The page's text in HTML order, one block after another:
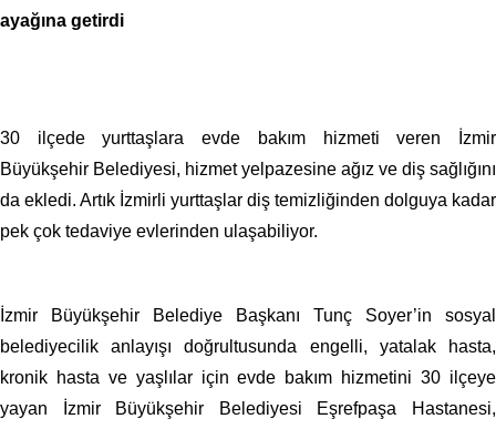
ayağına getirdi
30 ilçede yurttaşlara evde bakım hizmeti veren İzmir
Büyükşehir Belediyesi, hizmet yelpazesine ağız ve diş sağlığını
da ekledi. Artık İzmirli yurttaşlar diş temizliğinden dolguya kadar
pek çok tedaviye evlerinden ulaşabiliyor.
İzmir Büyükşehir Belediye Başkanı Tunç Soyer’in sosyal
belediyecilik anlayışı doğrultusunda engelli, yatalak hasta,
kronik hasta ve yaşlılar için evde bakım hizmetini 30 ilçeye
yayan İzmir Büyükşehir Belediyesi Eşrefpaşa Hastanesi,